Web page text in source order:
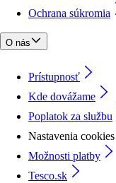
Ochrana súkromia
O nás
Prístupnosť
Kde dovážame
Poplatok za službu
Nastavenia cookies
Možnosti platby
Tesco.sk